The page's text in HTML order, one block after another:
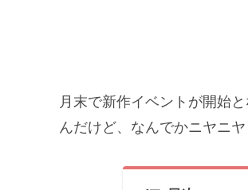
月末で新作イベントが開始
んだけど、なんでかニヤニ